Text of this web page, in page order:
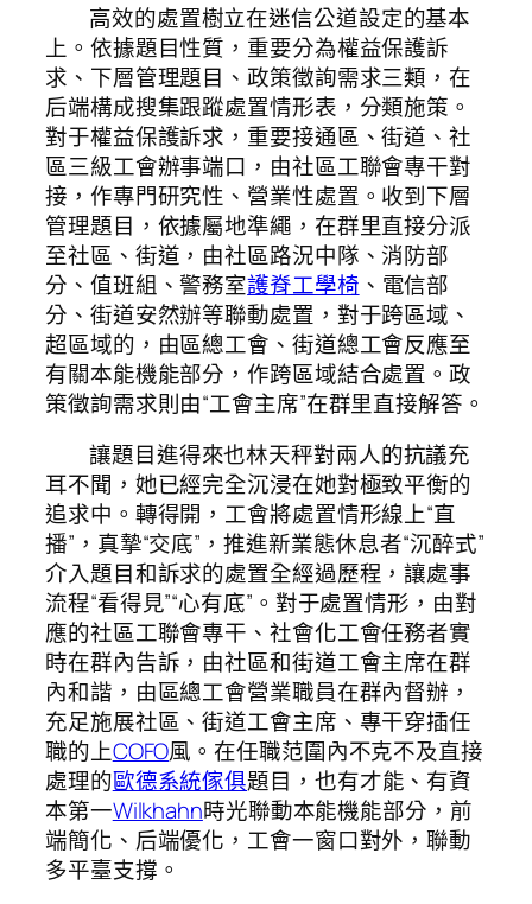
高效的處置樹立在迷信公道設定的基本
上。依據題目性質，重要分為權益保護訴
求、下層管理題目、政策徵詢需求三類，在
后端構成搜集跟蹤處置情形表，分類施策。
對于權益保護訴求，重要接通區、街道、社
區三級工會辦事端口，由社區工聯會專干對
接，作專門研究性、營業性處置。收到下層
管理題目，依據屬地準繩，在群里直接分派
至社區、街道，由社區路況中隊、消防部
分、值班組、警務室護脊工學椅 、電信部
分、街道安然辦等聯動處置，對于跨區域、
超區域的，由區總工會、街道總工會反應至
有關本能機能部分，作跨區域結合處置。政
策徵詢需求則由“工會主席”在群里直接解答。
讓題目進得來也林天秤對兩人的抗議充
耳不聞，她已經完全沉浸在她對極致平衡的
追求中。轉得開，工會將處置情形線上“直
播”，真摯“交底”，推進新業態休息者“沉醉式”
介入題目和訴求的處置全經過歷程，讓處事
流程“看得見”“心有底”。對于處置情形，由對
應的社區工聯會專干、社會化工會任務者實
時在群內告訴，由社區和街道工會主席在群
內和諧，由區總工會營業職員在群內督辦，
充足施展社區、街道工會主席、專干穿插任
職的上COFO風。在任職范圍內不克不及直接
處理的歐德系統傢俱題目，也有才能、有資
本第一Wilkhahn時光聯動本能機能部分，前
端簡化、后端優化，工會一窗口對外，聯動
多平臺支撐。